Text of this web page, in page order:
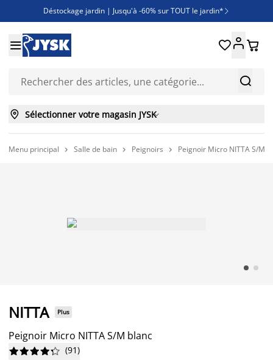
Déstockage jardin | Jusqu'à -60% sur TOUT le jardin* 
Jusqu'à -50% sur une sélection literie
Découvrez les nouveautés de la collection


 
 Sélectionner votre magasin JYSK
Menu principal  Salle de bain  Peignoirs  Peignoir Micro NITTA S/M
NITTA Plus
Peignoir Micro NITTA S/M blanc





 (91)